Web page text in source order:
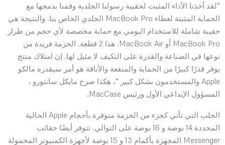
“لقد أخذنا الأداء المثبت لحقيبة رسولنا الجلدية وقمنا بدمجها مع
الحماية المثبتة لغطاء MacBook Pro الجلدي الخاص بنا. والنتيجة هي
حقيبة شاملة للاستخدام اليومي مع حماية مخصصة لأي حجم من طراز
MacBook Pro أو MacBook Air. هذا 2 قطعة. الحزمة فريدة من
نوعها في الصناعة والقدرة على التكيف لا مثيل لها. إن امتلاك منتج
يوفر قدرًا كبيرًا من الحماية والمنفعة والأناقة هو أمر سيقدره مالكو
Apple والمستخدمون بشكل كبير “، هكذا صرح مايكل سانتورو ،
المسؤول الإبداعي الأول ورئيس MacCase.
الجلب التي تأتي كجزء من الحزمة متوفرة بأحجام Apple الحالية
المحددة 14 بوصة و 16 بوصة على التوالي. تتوفر أيضًا حقائب
Messenger المجهزة بأكمام 13 و 15 بوصة لأجهزة الكمبيوتر المحمولة